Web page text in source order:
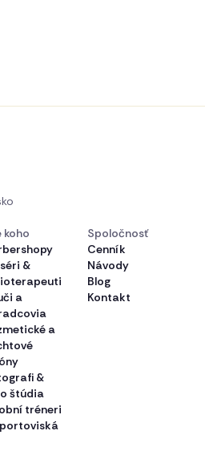
koho
&
a
a
&
štúdia
tréneri
Spoločnosť
Cenník
Návody
Blog
Kontakt